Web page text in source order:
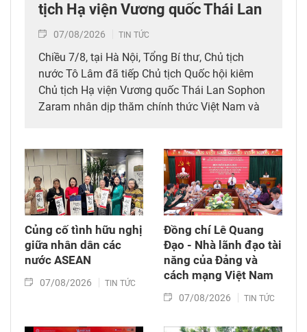
tịch Hạ viện Vương quốc Thái Lan
07/08/2026 TIN TỨC
Chiều 7/8, tại Hà Nội, Tổng Bí thư, Chủ tịch
nước Tô Lâm đã tiếp Chủ tịch Quốc hội kiêm
Chủ tịch Hạ viện Vương quốc Thái Lan Sophon
Zaram nhân dịp thăm chính thức Việt Nam và
(6/8/1976 – 6/8/2026).
Củng cố tình hữu nghị
giữa nhân dân các
nước ASEAN
07/08/2026 TIN TỨC
Đồng chí Lê Quang
Đạo - Nhà lãnh đạo tài
năng của Đảng và
cách mạng Việt Nam​
07/08/2026 TIN TỨC